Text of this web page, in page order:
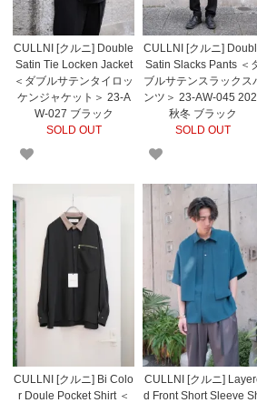
CULLNI [クルニ] Double
Satin Tie Locken Jacket
＜ダブルサテンタイロッ
ケンジャケット＞ 23-A
W-027 ブラック
SOLD OUT
CULLNI [クルニ]
Satin Slacks Pants ＜
ブルサテンスラックス
ンツ＞ 23-AW-045
秋冬 ブラック
SOLD OUT
CULLNI [クルニ] Bi Colo
r Doule Pocket Shirt ＜
CULLNI [クルニ]
d Front Short Sleeve